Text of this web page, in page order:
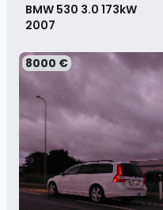
BMW 530 3.0 173kW
2007
8000 €